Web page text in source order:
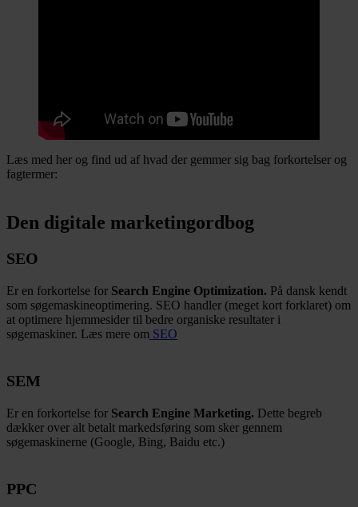
Læs med her og find ud af hvad der gemmer sig bag forkortelser og
fagtermer:
Den digitale marketingordbog
SEO
Er en forkortelse for Search Engine Optimization. På dansk kendt
som søgemaskineoptimering. SEO handler (meget kort forklaret) om
at optimere hjemmesider til bedre organiske resultater i
søgemaskiner. Læs mere om SEO
SEM
Er en forkortelse for Search Engine Marketing. Dette begreb
dækker over alt betalt markedsføring som sker gennem
søgemaskinerne (Google, Bing, Baidu etc.)
PPC